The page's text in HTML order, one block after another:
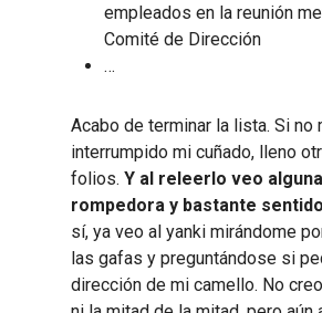
empleados en la reunión
Comité de Dirección
…
Acabo de terminar la lista. Si no
interrumpido mi cuñado, lleno
folios. Y al releerlo veo
rompedora y bastante
sí, ya veo al yanki mirándome
las gafas y preguntándose si
dirección de mi camello. No